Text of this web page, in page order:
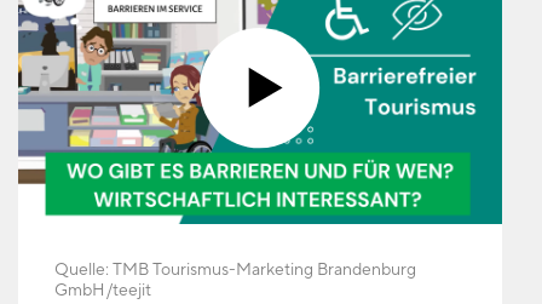
Quelle: TMB Tourismus-Marketing Brandenburg
GmbH teejit